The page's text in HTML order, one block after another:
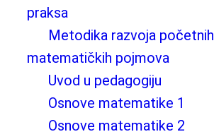
praksa
Metodika razvoja početnih
matematičkih pojmova
Uvod u pedagogiju
Osnove matematike 1
Osnove matematike 2